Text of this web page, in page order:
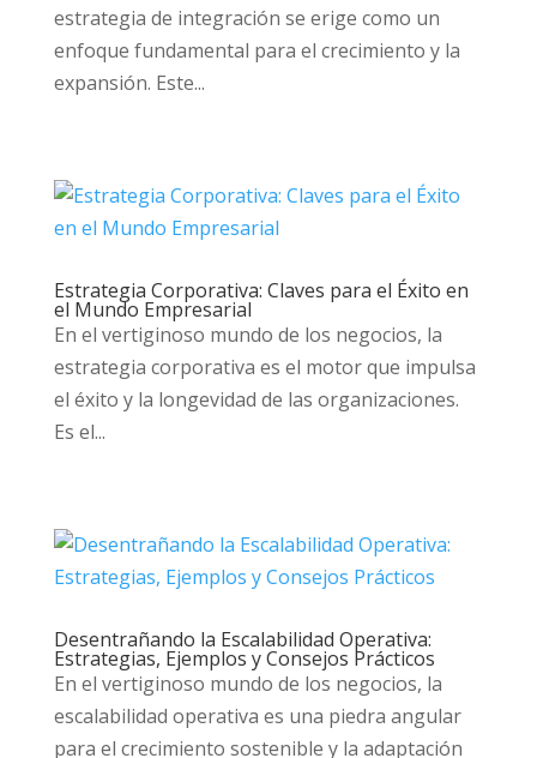
estrategia de integración se erige como un
enfoque fundamental para el crecimiento y la
expansión. Este...
Estrategia Corporativa: Claves para el Éxito en
el Mundo Empresarial
En el vertiginoso mundo de los negocios, la
estrategia corporativa es el motor que impulsa
el éxito y la longevidad de las organizaciones.
Es el...
Desentrañando la Escalabilidad Operativa:
Estrategias, Ejemplos y Consejos Prácticos
En el vertiginoso mundo de los negocios, la
escalabilidad operativa es una piedra angular
para el crecimiento sostenible y la adaptación